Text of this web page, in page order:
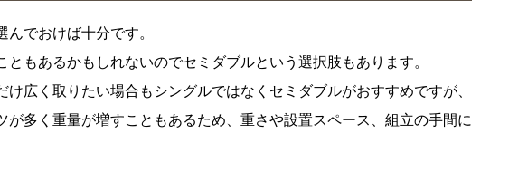
でおけば十分です。
もあるかもしれないのでセミダブルという選択肢もあります。
広く取りたい場合もシングルではなくセミダブルがおすすめですが、
多く重量が増すこともあるため、重さや設置スペース、組立の手間に